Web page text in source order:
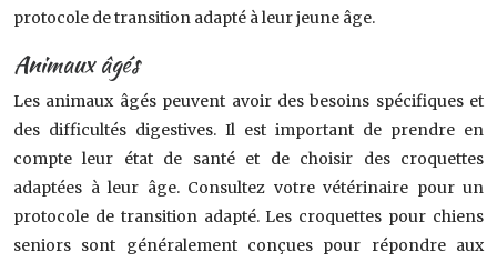
protocole de transition adapté à leur jeune âge.
Animaux âgés
Les animaux âgés peuvent avoir des besoins spécifiques et
des difficultés digestives. Il est important de prendre en
compte leur état de santé et de choisir des croquettes
adaptées à leur âge. Consultez votre vétérinaire pour un
protocole de transition adapté. Les croquettes pour chiens
seniors sont généralement conçues pour répondre aux